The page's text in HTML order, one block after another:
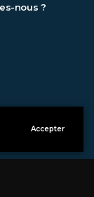
Accepter
nous ?